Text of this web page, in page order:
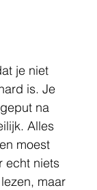
je niet
is. Je
na
Alles
moest
echt niets
maar